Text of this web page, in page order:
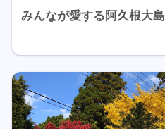
みんなが愛する阿久根大島